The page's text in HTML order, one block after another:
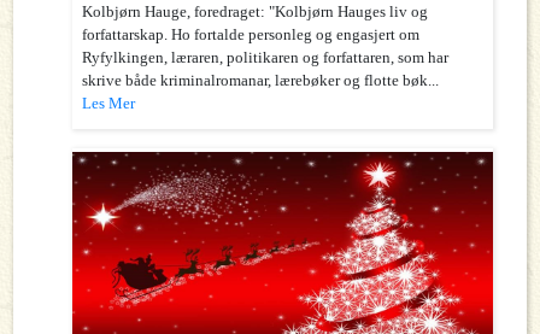
Kolbjørn Hauge, foredraget: "Kolbjørn Hauges liv og
forfattarskap. Ho fortalde personleg og engasjert om
Ryfylkingen, læraren, politikaren og forfattaren, som har
skrive både kriminalromanar, lærebøker og flotte bøk...
Les Mer